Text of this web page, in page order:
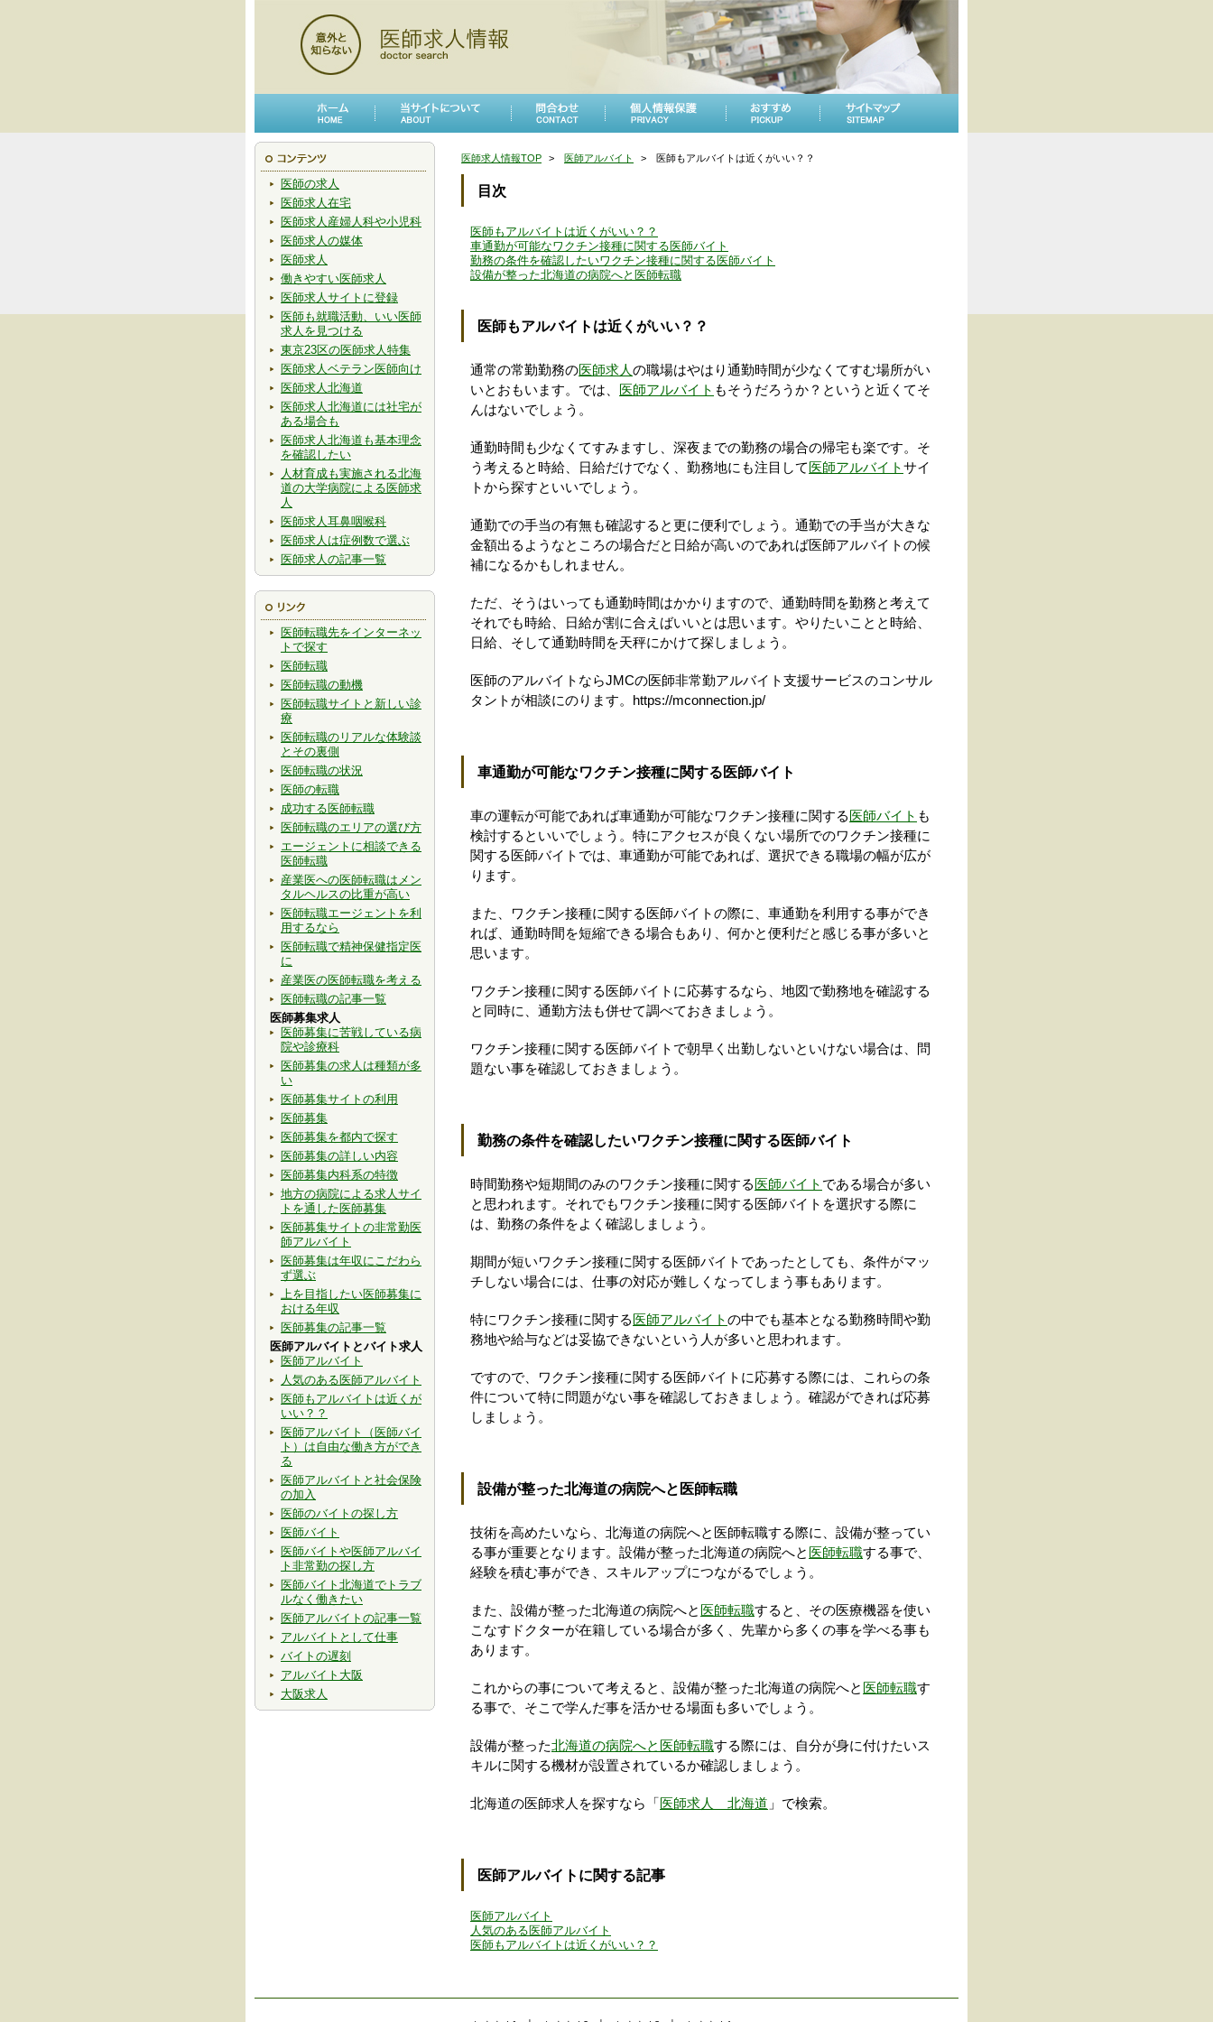
医師の求人
医師求人在宅
医師求人産婦人科や小児科
医師求人の媒体
医師求人
働きやすい医師求人
医師求人サイトに登録
医師も就職活動、いい医師
求人を見つける
東京23区の医師求人特集
医師求人ベテラン医師向け
医師求人北海道
医師求人北海道には社宅が
ある場合も
医師求人北海道も基本理念
を確認したい
人材育成も実施される北海
道の大学病院による医師求
人
医師求人耳鼻咽喉科
医師求人は症例数で選ぶ
医師求人の記事一覧
医師転職先をインターネッ
トで探す
医師転職
医師転職の動機
医師転職サイトと新しい診
療
医師転職のリアルな体験談
とその裏側
医師転職の状況
医師の転職
成功する医師転職
医師転職のエリアの選び方
エージェントに相談できる
医師転職
産業医への医師転職はメン
タルヘルスの比重が高い
医師転職エージェントを利
用するなら
医師転職で精神保健指定医
に
産業医の医師転職を考える
医師転職の記事一覧
医師募集求人
医師募集に苦戦している病
院や診療科
医師募集の求人は種類が多
い
医師募集サイトの利用
医師募集
医師募集を都内で探す
医師募集の詳しい内容
医師募集内科系の特徴
地方の病院による求人サイ
トを通した医師募集
医師募集サイトの非常勤医
師アルバイト
医師募集は年収にこだわら
ず選ぶ
上を目指したい医師募集に
おける年収
医師募集の記事一覧
医師アルバイトとバイト求人
医師アルバイト
人気のある医師アルバイト
医師もアルバイトは近くが
いい？？
医師アルバイト（医師バイ
ト）は自由な働き方ができ
る
医師アルバイトと社会保険
の加入
医師のバイトの探し方
医師バイト
医師バイトや医師アルバイ
ト非常勤の探し方
医師バイト北海道でトラブ
ルなく働きたい
医師アルバイトの記事一覧
アルバイトとして仕事
バイトの遅刻
アルバイト大阪
大阪求人
医師求人情報TOP 医師アルバイト 医師もアルバイトは近くがいい？？
目次
医師もアルバイトは近くがいい？？
車通勤が可能なワクチン接種に関する医師バイト
勤務の条件を確認したいワクチン接種に関する医師バイト
設備が整った北海道の病院へと医師転職
医師もアルバイトは近くがいい？？
通常の常勤勤務の医師求人の職場はやはり通勤時間が少なくてすむ場所がい
いとおもいます。では、
医師アルバイト もそうだろうか？というと近くてそ
んはないでしょう。
通勤時間も少なくてすみますし、深夜までの勤務の場合の帰宅も楽です。そ
う考えると時給、日給だけでなく、勤務地にも注目して 医師アルバイトサイ
トから探すといいでしょう。
通勤での手当の有無も確認すると更に便利でしょう。通勤での手当が大きな
金額出るようなところの場合だと日給が高いのであれば医師アルバイトの候
補になるかもしれません。
ただ、そうはいっても通勤時間はかかりますので、通勤時間を勤務と考えて
それでも時給、日給が割に合えばいいとは思います。やりたいことと時給、
日給、そして通勤時間を天秤にかけて探しましょう。
医師のアルバイトならJMCの医師非常勤アルバイト支援サービスのコンサル
タントが相談にのります。https://mconnection.jp/
車通勤が可能なワクチン接種に関する医師バイト
車の運転が可能であれば車通勤が可能なワクチン接種に関する 医師バイト も
検討するといいでしょう。特にアクセスが良くない場所でのワクチン接種に
関する医師バイトでは、車通勤が可能であれば、選択できる職場の幅が広が
ります。
また、ワクチン接種に関する医師バイトの際に、車通勤を利用する事ができ
れば、通勤時間を短縮できる場合もあり、何かと便利だと感じる事が多いと
思います。
ワクチン接種に関する医師バイトに応募するなら、地図で勤務地を確認する
と同時に、通勤方法も併せて調べておきましょう。
ワクチン接種に関する医師バイトで朝早く出勤しないといけない場合は、問
題ない事を確認しておきましょう。
勤務の条件を確認したいワクチン接種に関する医師バイト
時間勤務や短期間のみのワクチン接種に関する 医師バイト である場合が多い
と思われます。それでもワクチン接種に関する医師バイトを選択する際に
は、勤務の条件をよく確認しましょう。
期間が短いワクチン接種に関する医師バイトであったとしても、条件がマッ
チしない場合には、仕事の対応が難しくなってしまう事もあります。
特にワクチン接種に関する 医師アルバイトの中でも基本となる勤務時間や勤
務地や給与などは妥協できないという人が多いと思われます。
ですので、ワクチン接種に関する医師バイトに応募する際には、これらの条
件について特に問題がない事を確認しておきましょう。確認ができれば応募
しましょう。
設備が整った北海道の病院へと医師転職
技術を高めたいなら、北海道の病院へと医師転職する際に、設備が整ってい
る事が重要となります。設備が整った北海道の病院へと 医師転職する事で、
経験を積む事ができ、スキルアップにつながるでしょう。
また、設備が整った北海道の病院へと 医師転職すると、その医療機器を使い
こなすドクターが在籍している場合が多く、先輩から多くの事を学べる事も
あります。
これからの事について考えると、設備が整った北海道の病院へと 医師転職す
る事で、そこで学んだ事を活かせる場面も多いでしょう。
設備が整った北海道の病院へと医師転職する際には、自分が身に付けたいス
キルに関する機材が設置されているか確認しましょう。
北海道の医師求人を探すなら「 医師求人 北海道 」で検索。
医師アルバイトに関する記事
医師アルバイト
人気のある医師アルバイト
医師もアルバイトは近くがいい？？